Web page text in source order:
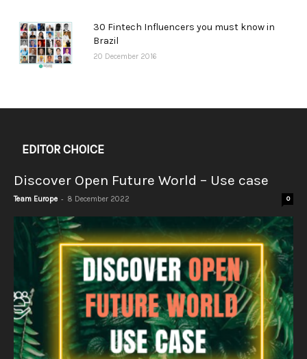
30 Fintech Influencers you must know in
Brazil
20 December 2016
EDITOR CHOICE
Discover Open Future World – Use case
Team Europe - 8 December 2022 0